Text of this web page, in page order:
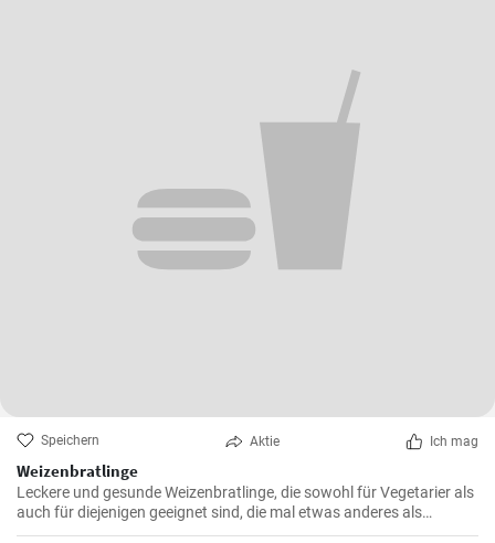
Speichern Aktie Ich mag
Weizenbratlinge
Leckere und gesunde Weizenbratlinge, die sowohl für Vegetarier als
auch für diejenigen geeignet sind, die mal etwas anderes als
normale Fleischbratlinge genießen möchten.